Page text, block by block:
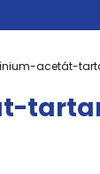
acetát-